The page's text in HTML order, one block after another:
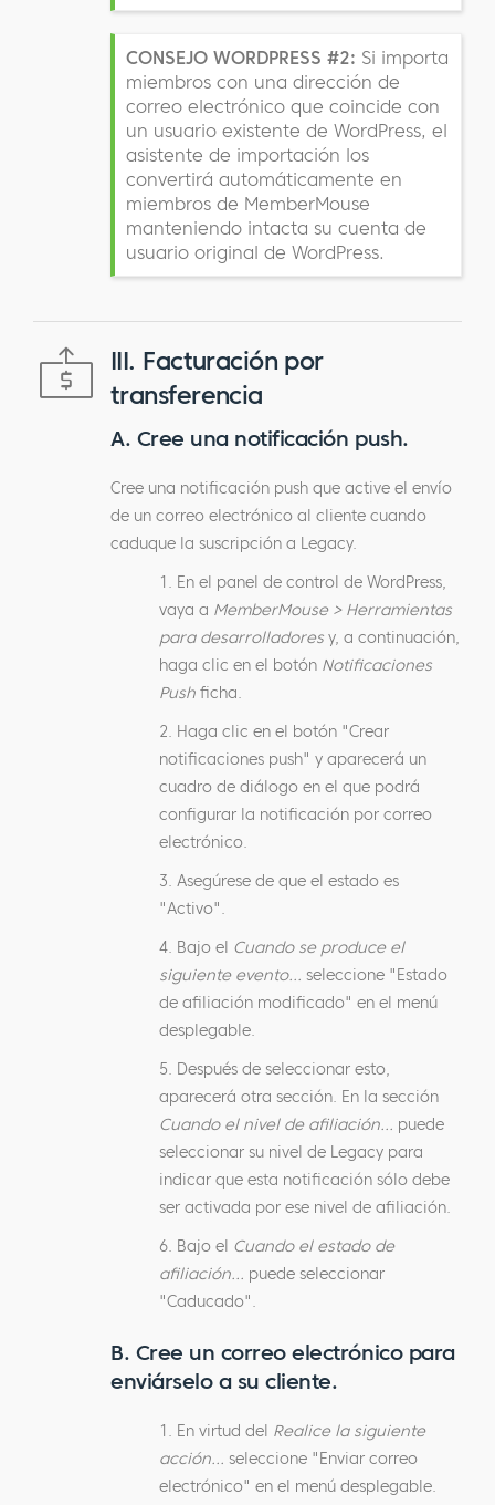
CONSEJO WORDPRESS #2: Si importa
miembros con una dirección de
correo electrónico que coincide con
un usuario existente de WordPress, el
asistente de importación los
convertirá automáticamente en
miembros de MemberMouse
manteniendo intacta su cuenta de
usuario original de WordPress.
III. Facturación por
transferencia
A. Cree una notificación push.
Cree una notificación push que active el envío
de un correo electrónico al cliente cuando
caduque la suscripción a Legacy.
1. En el panel de control de WordPress,
vaya a MemberMouse > Herramientas
para desarrolladores y, a continuación,
haga clic en el botón Notificaciones
Push ficha.
2. Haga clic en el botón "Crear
notificaciones push" y aparecerá un
cuadro de diálogo en el que podrá
configurar la notificación por correo
electrónico.
3. Asegúrese de que el estado es
"Activo".
4. Bajo el Cuando se produce el
siguiente evento... seleccione "Estado
de afiliación modificado" en el menú
desplegable.
5. Después de seleccionar esto,
aparecerá otra sección. En la sección
Cuando el nivel de afiliación... puede
seleccionar su nivel de Legacy para
indicar que esta notificación sólo debe
ser activada por ese nivel de afiliación.
6. Bajo el Cuando el estado de
afiliación... puede seleccionar
"Caducado".
B. Cree un correo electrónico para
enviárselo a su cliente.
1. En virtud del Realice la siguiente
acción... seleccione "Enviar correo
electrónico" en el menú desplegable.